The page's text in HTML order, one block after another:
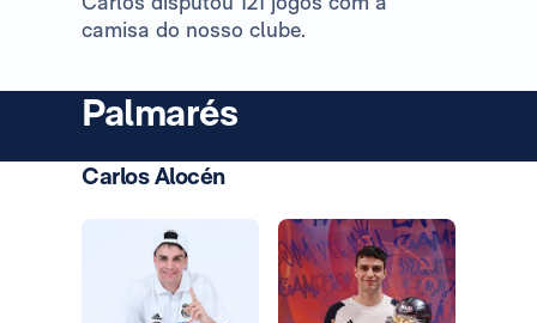
camisa do nosso clube.
Palmarés
Carlos Alocén
Foto: Real Madrid